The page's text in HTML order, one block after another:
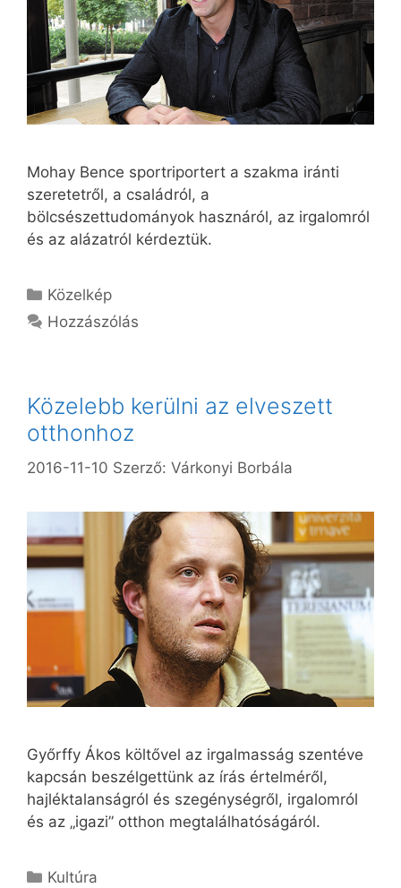
Mohay Bence sportriportert a szakma iránti
szeretetről, a családról, a
bölcsészettudományok hasznáról, az irgalomról
és az alázatról kérdeztük.
Kategória
Közelkép
Hozzászólás
Közelebb kerülni az elveszett
otthonhoz
2016-11-10 Szerző: Várkonyi Borbála
Győrffy Ákos költővel az irgalmasság szentéve
kapcsán beszélgettünk az írás értelméről,
hajléktalanságról és szegénységről, irgalomról
és az „igazi” otthon megtalálhatóságáról.
Kategória
Kultúra